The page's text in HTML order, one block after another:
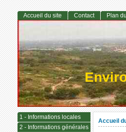
Accueil
Accueil du site Contact Plan
1 - Informations locales
2 - Informations générales